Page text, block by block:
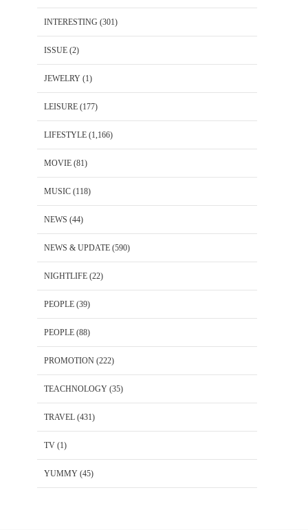
INTERESTING (301)
ISSUE (2)
JEWELRY (1)
LEISURE (177)
LIFESTYLE (1,166)
MOVIE (81)
MUSIC (118)
NEWS (44)
NEWS & UPDATE (590)
NIGHTLIFE (22)
PEOPLE (39)
PEOPLE (88)
PROMOTION (222)
TEACHNOLOGY (35)
TRAVEL (431)
TV (1)
YUMMY (45)